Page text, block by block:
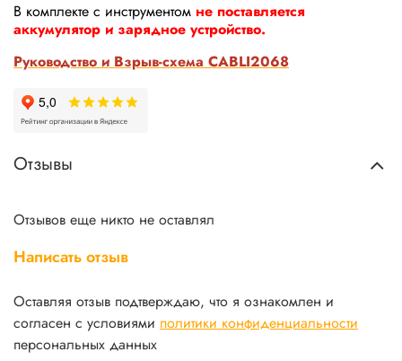
В комплекте с инструментом не поставляется
аккумулятор и зарядное устройство.
Руководство и Взрыв-схема CABLI2068
Отзывы
Отзывов еще никто не оставлял
Написать отзыв
Оставляя отзыв подтверждаю, что я ознакомлен и
согласен с условиями политики конфиденциальности
персональных данных